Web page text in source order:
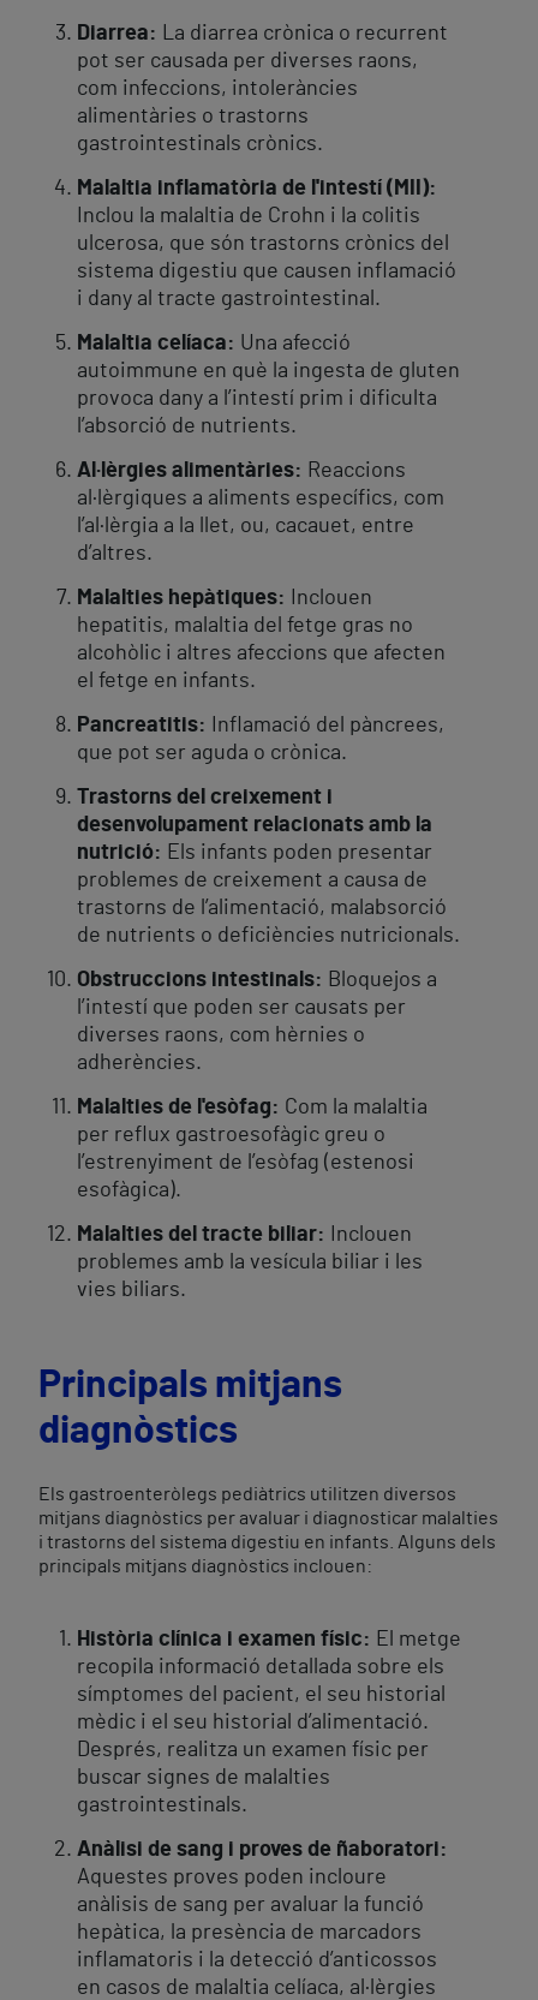
Diarrea: La diarrea crònica o recurrent
pot ser causada per diverses raons,
com infeccions, intoleràncies
alimentàries o trastorns
gastrointestinals crònics.
Malaltia inflamatòria de l'intestí (MII):
Inclou la malaltia de Crohn i la colitis
ulcerosa, que són trastorns crònics del
sistema digestiu que causen inflamació
i dany al tracte gastrointestinal.
Malaltia celíaca: Una afecció
autoimmune en què la ingesta de gluten
provoca dany a l’intestí prim i dificulta
l’absorció de nutrients.
Al·lèrgies alimentàries: Reaccions
al·lèrgiques a aliments específics, com
l’al·lèrgia a la llet, ou, cacauet, entre
d’altres.
Malalties hepàtiques:
Inclouen
hepatitis, malaltia del fetge gras no
alcohòlic i altres afeccions que afecten
el fetge en infants.
Pancreatitis:
Inflamació del pàncrees,
que pot ser aguda o crònica.
Trastorns del creixement i
desenvolupament relacionats amb la
nutrició: Els infants poden presentar
problemes de creixement a causa de
trastorns de l’alimentació, malabsorció
de nutrients o deficiències nutricionals.
Obstruccions intestinals: Bloquejos a
l’intestí que poden ser causats per
diverses raons, com hèrnies o
adherències.
Malalties de l'esòfag: Com la malaltia
per reflux gastroesofàgic greu o
l’estrenyiment de l’esòfag (estenosi
esofàgica).
Malalties del tracte biliar:
Inclouen
problemes amb la vesícula biliar i les
vies biliars.
Principals mitjans
diagnòstics
Els gastroenteròlegs pediàtrics utilitzen diversos
mitjans diagnòstics per avaluar i diagnosticar malalties
i trastorns del sistema digestiu en infants. Alguns dels
principals mitjans diagnòstics inclouen:
Història clínica i examen físic: El metge
recopila informació detallada sobre els
símptomes del pacient, el seu historial
mèdic i el seu historial d’alimentació.
Després, realitza un examen físic per
buscar signes de malalties
gastrointestinals.
Anàlisi de sang i proves de ñaboratori:
Aquestes proves poden incloure
anàlisis de sang per avaluar la funció
hepàtica, la presència de marcadors
inflamatoris i la detecció d’anticossos
en casos de malaltia celíaca, al·lèrgies